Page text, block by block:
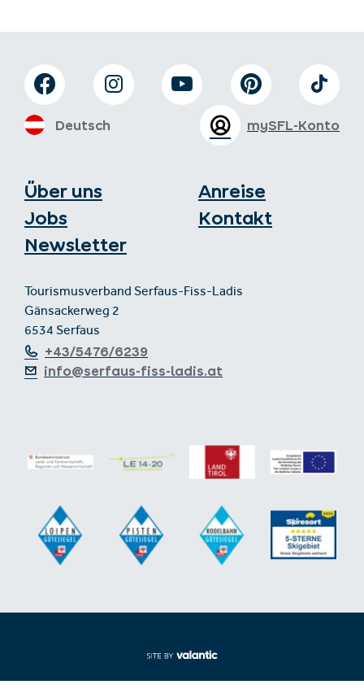
Über uns
Jobs
Newsletter
Anreise
Kontakt
Tourismusverband Serfaus-Fiss-Ladis
Gänsackerweg 2
6534 Serfaus
+43/5476/6239
info@serfaus-fiss-ladis.at
mySFL-Konto
Deutsch